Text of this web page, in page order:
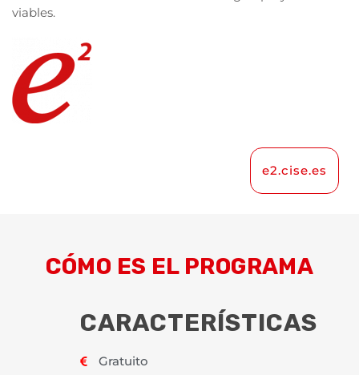
viables.
e2.cise.es
CÓMO ES EL PROGRAMA
CARACTERÍSTICAS
Gratuito